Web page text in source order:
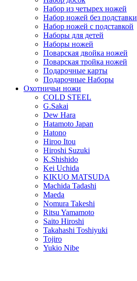
Набор из четырех ножей
Набор ножей без подставки
Набор ножей с подставкой
Наборы для детей
Наборы ножей
Поварская двойка ножей
Поварская тройка ножей
Подарочные карты
Подарочные Наборы
Охотничьи ножи
COLD STEEL
G.Sakai
Dew Hara
Hatamoto Japan
Hatono
Hiroo Itou
Hiroshi Suzuki
K.Shishido
Kei Uchida
KIKUO MATSUDA
Machida Tadashi
Maeda
Nomura Takeshi
Ritsu Yamamoto
Saito Hiroshi
Takahashi Toshiyuki
Tojiro
Yukio Nibe